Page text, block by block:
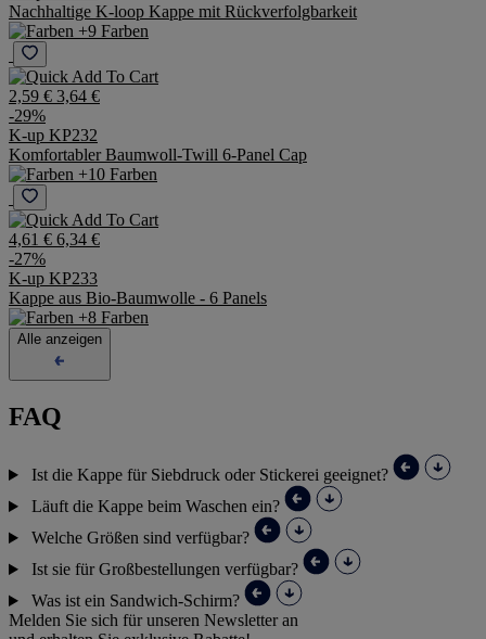
4,59 € 6,96 €
-34%
K-up KP231
Nachhaltige K-loop Kappe mit Rückverfolgbarkeit
+9 Farben
2,59 € 3,64 €
-29%
K-up KP232
Komfortabler Baumwoll-Twill 6-Panel Cap
+10 Farben
6,34 €
-27%
Kappe aus Bio-Baumwolle - 6 Panels
FAQ
Ist die Kappe für Siebdruck oder Stickerei geeignet?
Läuft die Kappe beim Waschen ein?